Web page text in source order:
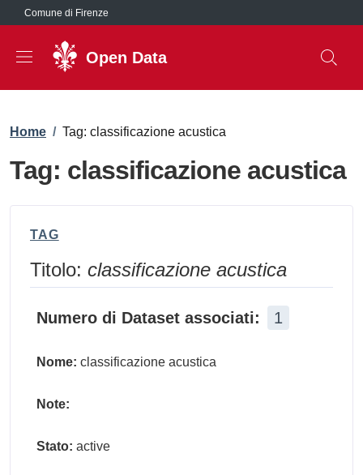
Salta al contenuto principale
Comune di Firenze
Open Data
Briciole di pane
Home / Tag: classificazione acustica
Tag: classificazione acustica
TAG
Titolo: classificazione acustica
Numero di Dataset associati: 1
Nome: classificazione acustica
Note:
Stato: active